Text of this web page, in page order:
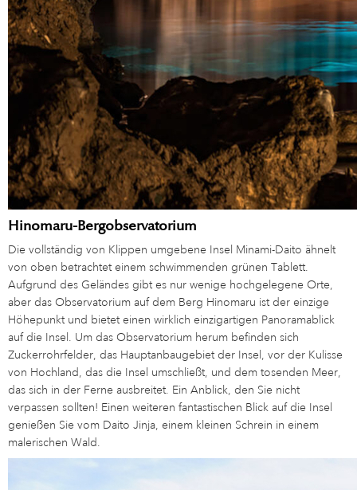
Hinomaru-Bergobservatorium
Die vollständig von Klippen umgebene Insel Minami-Daito ähnelt
von oben betrachtet einem schwimmenden grünen Tablett.
Aufgrund des Geländes gibt es nur wenige hochgelegene Orte,
aber das Observatorium auf dem Berg Hinomaru ist der einzige
Höhepunkt und bietet einen wirklich einzigartigen Panoramablick
auf die Insel. Um das Observatorium herum befinden sich
Zuckerrohrfelder, das Hauptanbaugebiet der Insel, vor der Kulisse
von Hochland, das die Insel umschließt, und dem tosenden Meer,
das sich in der Ferne ausbreitet. Ein Anblick, den Sie nicht
verpassen sollten! Einen weiteren fantastischen Blick auf die Insel
genießen Sie vom Daito Jinja, einem kleinen Schrein in einem
malerischen Wald.